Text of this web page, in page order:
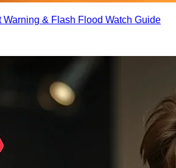
Warning & Flash Flood Watch Guide